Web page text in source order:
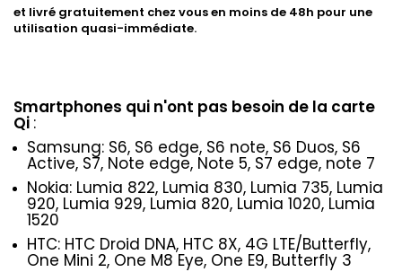
et livré gratuitement chez vous en moins de 48h pour une
utilisation quasi-immédiate.
Smartphones qui n'ont pas besoin de la carte
Qi :
Samsung: S6, S6 edge, S6 note, S6 Duos, S6
Active, S7, Note edge, Note 5, S7 edge, note 7
Nokia: Lumia 822, Lumia 830, Lumia 735, Lumia
920, Lumia 929, Lumia 820, Lumia 1020, Lumia
1520
HTC: HTC Droid DNA, HTC 8X, 4G LTE/Butterfly,
One Mini 2, One M8 Eye, One E9, Butterfly 3